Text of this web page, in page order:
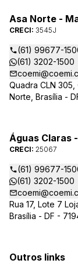
Asa Norte -
CRECI: 3545J
(61) 99677-
(61) 3202-1500
Quadra CLN
Norte, Brasília -
Águas Claras
CRECI: 25067
(61) 99677-
(61) 3202-1500
Rua 17, Lote 7
Brasília - DF -
Outros links